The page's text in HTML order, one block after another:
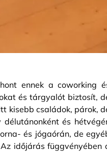
ennek a coworking
és tárgyalót biztosít,
kisebb családok, párok,
és
és jógaórán, de
időjárás függvényében